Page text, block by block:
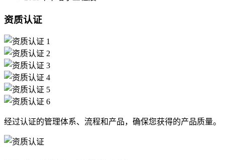
资质认证
经过认证的管理体系、流程和产品，确保您获得的产品质量。